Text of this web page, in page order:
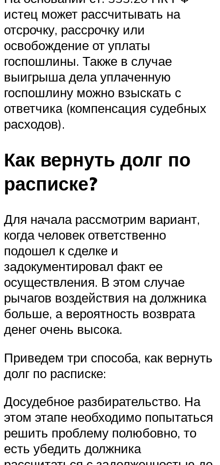
истец может рассчитывать на
отсрочку, рассрочку или
освобождение от уплаты
госпошлины. Также в случае
выигрыша дела уплаченную
госпошлину можно взыскать с
ответчика (компенсация судебных
расходов).
Как вернуть долг по
расписке?
Для начала рассмотрим вариант,
когда человек ответственно
подошел к сделке и
задокументировал факт ее
осуществления. В этом случае
рычагов воздействия на должника
больше, а вероятность возврата
денег очень высока.
Приведем три способа, как вернуть
долг по расписке:
Досудебное разбирательство. На
этом этапе необходимо попытаться
решить проблему полюбовно, то
есть убедить должника